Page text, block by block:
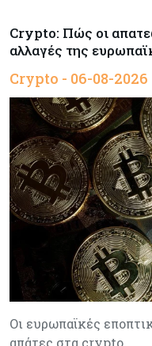
Crypto: Πώς οι
αλλαγές της
Crypto - 06-08-2026
Οι ευρωπαϊκές
απάτες στα crypto